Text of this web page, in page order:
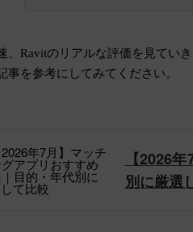
、Ravitのリアルな評価を見てい
事を参考にしてみてください。
【2026
別に厳選